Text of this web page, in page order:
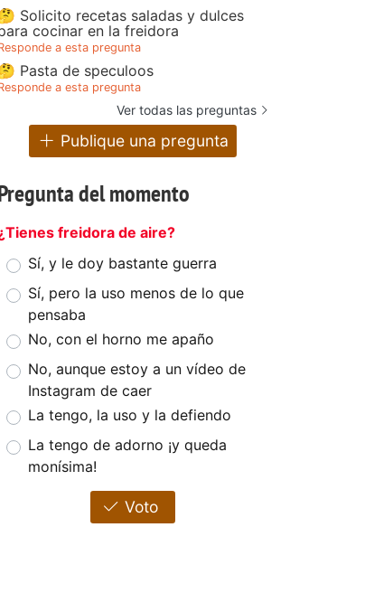
Solicito recetas saladas y dulces
cocinar en la freidora
a esta pregunta
Pasta de speculoos
a esta pregunta
Ver todas las preguntas
Publique una pregunta
del momento
freidora de aire?
Sí, y le doy bastante guerra
Sí, pero la uso menos de lo que
pensaba
No, con el horno me apaño
No, aunque estoy a un vídeo de
Instagram de caer
La tengo, la uso y la defiendo
La tengo de adorno ¡y queda
monísima!
Voto